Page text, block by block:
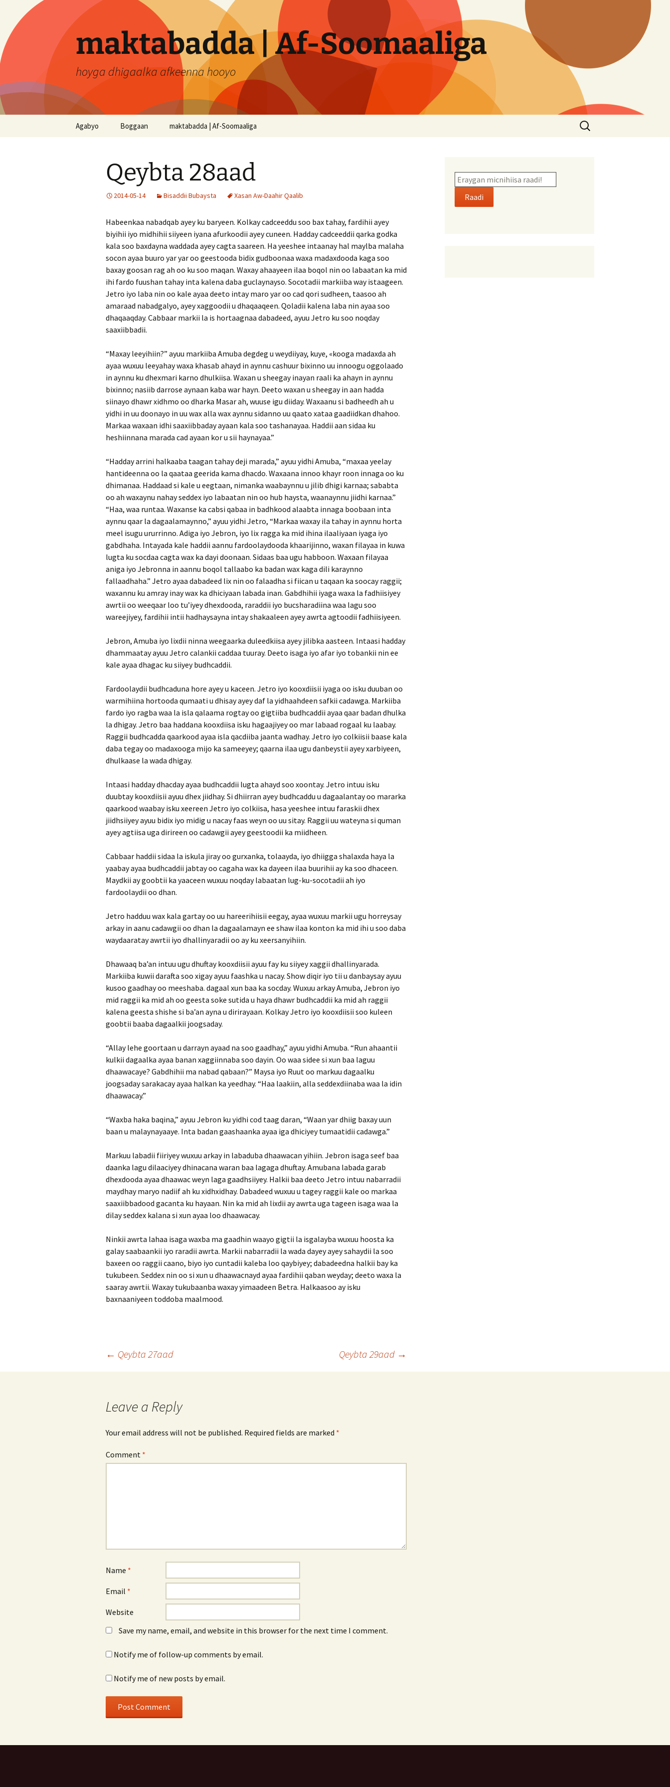
content
maktabadda | Af-Soomaaliga
hoyga dhigaalka afkeenna hooyo
Agabyo Boggaan maktabadda | Af-Soomaaliga
Search
for:
Qeybta 28aad
2014-05-14 Bisaddii Bubaysta Xasan Aw-Daahir Qaalib
Habeenkaa nabadqab ayey ku baryeen. Kolkay cadceeddu soo bax tahay, fardihii ayey
biyihii iyo midhihii siiyeen iyana afurkoodii ayey cuneen. Hadday cadceeddii qarka godka
kala soo baxdayna waddada ayey cagta saareen. Ha yeeshee intaanay hal maylba malaha
socon ayaa buuro yar yar oo geestooda bidix gudboonaa waxa madaxdooda kaga soo
baxay goosan rag ah oo ku soo maqan. Waxay ahaayeen ilaa boqol nin oo labaatan ka mid
ihi fardo fuushan tahay inta kalena daba guclaynayso. Socotadii markiiba way istaageen.
Jetro iyo laba nin oo kale ayaa deeto intay maro yar oo cad qori sudheen, taasoo ah
amaraad nabadgalyo, ayey xaggoodii u dhaqaaqeen. Qoladii kalena laba nin ayaa soo
dhaqaaqday. Cabbaar markii la is hortaagnaa dabadeed, ayuu Jetro ku soo noqday
saaxiibbadii.
“Maxay leeyihiin?” ayuu markiiba Amuba degdeg u weydiiyay, kuye, «kooga madaxda ah
ayaa wuxuu leeyahay waxa khasab ahayd in aynnu cashuur bixinno uu innoogu oggolaado
in aynnu ku dhexmari karno dhulkiisa. Waxan u sheegay inayan raali ka ahayn in aynnu
bixinno; nasiib darrose aynaan kaba war hayn. Deeto waxan u sheegay in aan hadda
siinayo dhawr xidhmo oo dharka Masar ah, wuuse igu diiday. Waxaanu si badheedh ah u
yidhi in uu doonayo in uu wax alla wax aynnu sidanno uu qaato xataa gaadiidkan dhahoo.
Markaa waxaan idhi saaxiibbaday ayaan kala soo tashanayaa. Haddii aan sidaa ku
heshiinnana marada cad ayaan kor u sii haynayaa.”
“Hadday arrini halkaaba taagan tahay deji marada,” ayuu yidhi Amuba, “maxaa yeelay
hantideenna oo la qaataa geerida kama dhacdo. Waxaana innoo khayr roon innaga oo ku
dhimanaa. Haddaad si kale u eegtaan, nimanka waabaynnu u jilib dhigi karnaa; sababta
oo ah waxaynu nahay seddex iyo labaatan nin oo hub haysta, waanaynnu jiidhi karnaa.”
“Haa, waa runtaa. Waxanse ka cabsi qabaa in badhkood alaabta innaga boobaan inta
aynnu qaar la dagaalamaynno,” ayuu yidhi Jetro, “Markaa waxay ila tahay in aynnu horta
meel isugu ururrinno. Adiga iyo Jebron, iyo lix ragga ka mid ihina ilaaliyaan iyaga iyo
gabdhaha. Intayada kale haddii aannu fardoolaydooda khaarijinno, waxan filayaa in kuwa
lugta ku socdaa cagta wax ka dayi doonaan. Sidaas baa ugu habboon. Waxaan filayaa
aniga iyo Jebronna in aannu boqol tallaabo ka badan wax kaga dili karaynno
fallaadhaha.” Jetro ayaa dabadeed lix nin oo falaadha si fiican u taqaan ka soocay raggii;
waxannu ku amray inay wax ka dhiciyaan labada inan. Gabdhihii iyaga waxa la fadhiisiyey
awrtii oo weeqaar loo tu’iyey dhexdooda, raraddii iyo bucsharadiina waa lagu soo
wareejiyey, fardihii intii hadhaysayna intay shakaaleen ayey awrta agtoodii fadhiisiyeen.
Jebron, Amuba iyo lixdii ninna weegaarka duleedkiisa ayey jilibka aasteen. Intaasi hadday
dhammaatay ayuu Jetro calankii caddaa tuuray. Deeto isaga iyo afar iyo tobankii nin ee
kale ayaa dhagac ku siiyey budhcaddii.
Fardoolaydii budhcaduna hore ayey u kaceen. Jetro iyo kooxdiisii iyaga oo isku duuban oo
warmihiina hortooda qumaati u dhisay ayey daf la yidhaahdeen safkii cadawga. Markiiba
fardo iyo ragba waa la isla qalaama rogtay oo gigtiiba budhcaddii ayaa qaar badan dhulka
la dhigay. Jetro baa haddana kooxdiisa isku hagaajiyey oo mar labaad rogaal ku laabay.
Raggii budhcadda qaarkood ayaa isla qacdiiba jaanta wadhay. Jetro iyo colkiisii baase kala
daba tegay oo madaxooga mijo ka sameeyey; qaarna ilaa ugu danbeystii ayey xarbiyeen,
dhulkaase la wada dhigay.
Intaasi hadday dhacday ayaa budhcaddii lugta ahayd soo xoontay. Jetro intuu isku
duubtay kooxdiisii ayuu dhex jiidhay. Si dhiirran ayey budhcaddu u dagaalantay oo mararka
qaarkood waabay isku xeereen Jetro iyo colkiisa, hasa yeeshee intuu faraskii dhex
jiidhsiiyey ayuu bidix iyo midig u nacay faas weyn oo uu sitay. Raggii uu wateyna si quman
ayey agtiisa uga dirireen oo cadawgii ayey geestoodii ka miidheen.
Cabbaar haddii sidaa la iskula jiray oo gurxanka, tolaayda, iyo dhiigga shalaxda haya la
yaabay ayaa budhcaddii jabtay oo cagaha wax ka dayeen ilaa buurihii ay ka soo dhaceen.
Maydkii ay goobtii ka yaaceen wuxuu noqday labaatan lug-ku-socotadii ah iyo
fardoolaydii oo dhan.
Jetro hadduu wax kala gartay oo uu hareerihiisii eegay, ayaa wuxuu markii ugu horreysay
arkay in aanu cadawgii oo dhan la dagaalamayn ee shaw ilaa konton ka mid ihi u soo daba
waydaaratay awrtii iyo dhallinyaradii oo ay ku xeersanyihiin.
Dhawaaq ba’an intuu ugu dhuftay kooxdiisii ayuu fay ku siiyey xaggii dhallinyarada.
Markiiba kuwii darafta soo xigay ayuu faashka u nacay. Show diqir iyo tii u danbaysay ayuu
kusoo gaadhay oo meeshaba. dagaal xun baa ka socday. Wuxuu arkay Amuba, Jebron iyo
mid raggii ka mid ah oo geesta soke sutida u haya dhawr budhcaddii ka mid ah raggii
kalena geesta shishe si ba’an ayna u dirirayaan. Kolkay Jetro iyo kooxdiisii soo kuleen
goobtii baaba dagaalkii joogsaday.
“Allay lehe goortaan u darrayn ayaad na soo gaadhay,” ayuu yidhi Amuba. “Run ahaantii
kulkii dagaalka ayaa banan xaggiinnaba soo dayin. Oo waa sidee si xun baa laguu
dhaawacaye? Gabdhihii ma nabad qabaan?” Maysa iyo Ruut oo markuu dagaalku
joogsaday sarakacay ayaa halkan ka yeedhay. “Haa laakiin, alla seddexdiinaba waa la idin
dhaawacay.”
“Waxba haka baqina,” ayuu Jebron ku yidhi cod taag daran, “Waan yar dhiig baxay uun
baan u malaynayaaye. Inta badan gaashaanka ayaa iga dhiciyey tumaatidii cadawga.”
Markuu labadii fiiriyey wuxuu arkay in labaduba dhaawacan yihiin. Jebron isaga seef baa
daanka lagu dilaaciyey dhinacana waran baa lagaga dhuftay. Amubana labada garab
dhexdooda ayaa dhaawac weyn laga gaadhsiiyey. Halkii baa deeto Jetro intuu nabarradii
maydhay maryo nadiif ah ku xidhxidhay. Dabadeed wuxuu u tagey raggii kale oo markaa
saaxiibbadood gacanta ku hayaan. Nin ka mid ah lixdii ay awrta uga tageen isaga waa la
dilay seddex kalana si xun ayaa loo dhaawacay.
Ninkii awrta lahaa isaga waxba ma gaadhin waayo gigtii la isgalayba wuxuu hoosta ka
galay saabaankii iyo raradii awrta. Markii nabarradii la wada dayey ayey sahaydii la soo
baxeen oo raggii caano, biyo iyo cuntadii kaleba loo qaybiyey; dabadeedna halkii bay ka
tukubeen. Seddex nin oo si xun u dhaawacnayd ayaa fardihii qaban weyday; deeto waxa la
saaray awrtii. Waxay tukubaanba waxay yimaadeen Betra. Halkaasoo ay isku
baxnaaniyeen toddoba maalmood.
← Qeybta 27aad Qeybta 29aad →
Leave a Reply
Your email address will not be published. Required fields are marked *
Comment *
Name *
Email *
Website
Save my name, email, and website in this browser for the next time I comment.
Notify me of follow-up comments by email.
Notify me of new posts by email.
Raadi